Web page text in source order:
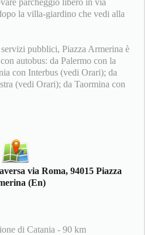
la villa-giardino che vedi alla
pubblici, Piazza Armerina è
autobus: da Palermo con la
con Interbus (vedi Orari); da
(vedi Orari); da Taormina con
via Roma, 94015 Piazza
(En)
di Catania - 90 km